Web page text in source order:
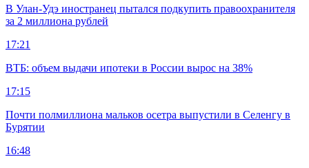
В Улан-Удэ иностранец пытался подкупить правоохранителя
за 2 миллиона рублей
17:21
ВТБ: объем выдачи ипотеки в России вырос на 38%
17:15
Почти полмиллиона мальков осетра выпустили в Селенгу в
Бурятии
16:48